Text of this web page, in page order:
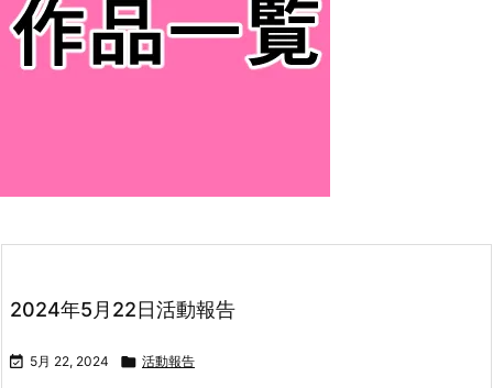
2024年5月22日活動報告
 5月 22, 2024  活動報告